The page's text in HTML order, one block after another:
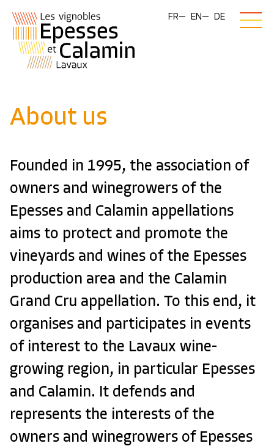
FR EN DE
About us
Founded in 1995, the association of
owners and winegrowers of the
Epesses and Calamin appellations
aims to protect and promote the
vineyards and wines of the Epesses
production area and the Calamin
Grand Cru appellation. To this end, it
organises and participates in events
of interest to the Lavaux wine-
growing region, in particular Epesses
and Calamin. It defends and
represents the interests of the
owners and winegrowers of Epesses